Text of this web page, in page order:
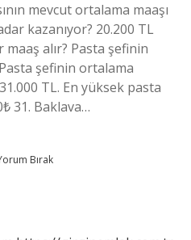
mevcut ortalama maaşı
kazanıyor? 20.200 TL
alır? Pasta şefinin
şefinin ortalama
TL. En yüksek pasta
31. Baklava…
Bırak